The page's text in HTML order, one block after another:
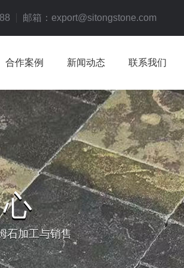
邮箱：export@sitongstone.com
合作案例 新闻动态 联系我们
加工与销售